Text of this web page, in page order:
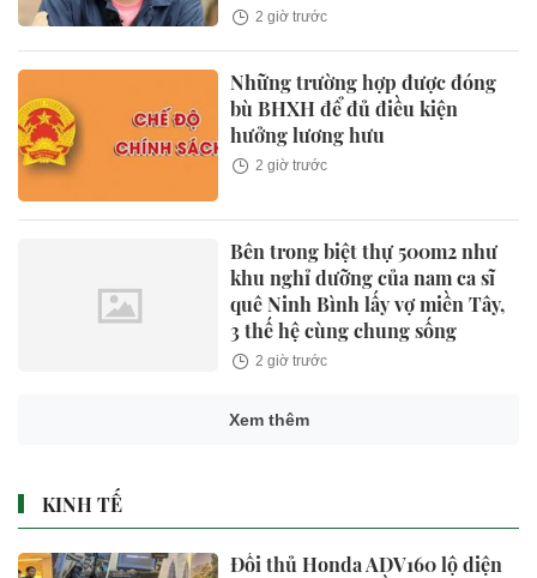
2 giờ trước
Những trường hợp được đóng
bù BHXH để đủ điều kiện
hưởng lương hưu
2 giờ trước
Bên trong biệt thự 500m2 như
khu nghỉ dưỡng của nam ca sĩ
quê Ninh Bình lấy vợ miền Tây,
3 thế hệ cùng chung sống
2 giờ trước
Xem thêm
KINH TẾ
Đối thủ Honda ADV160 lộ diện